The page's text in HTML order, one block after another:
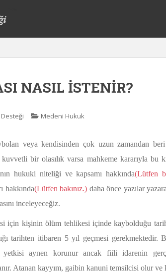
NASIL İSTENİR?
Medeni Hukuk
veya kendisinden çok uzun zamandan beri
bir olasılık varsa mahkeme kararıyla bu
hukuki niteliği ve kapsamı hakkında(Lütfen
hakkında(Lütfen bakınız.) daha önce yazılar
inceleyeceğiz.
için kişinin ölüm tehlikesi içinde kaybolduğu
tarihten itibaren 5 yıl geçmesi gerekmektedir.
yetkisi aynen korunur ancak fiili idarenin
Atanan kayyım, gaibin kanuni temsilcisi olur ve